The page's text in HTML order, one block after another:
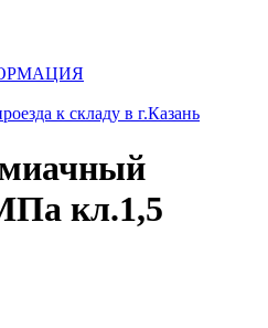
к складу в г.Казань
кл.1,5